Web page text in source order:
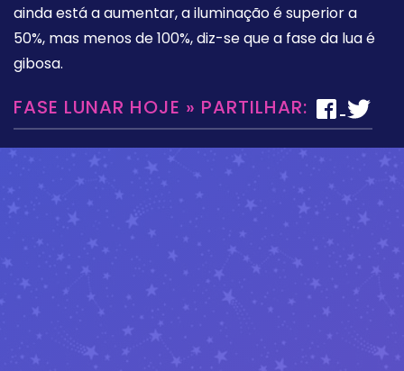
ainda está a aumentar, a iluminação é superior a
50%, mas menos de 100%, diz-se que a fase da lua é
gibosa.
FASE LUNAR HOJE » PARTILHAR: